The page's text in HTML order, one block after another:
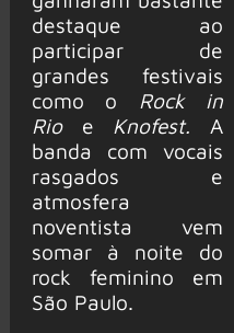
destaque ao
participar de
grandes festivais
como o Rock in
Rioe Knofest. A
banda com vocais
rasgados e
atmosfera
noventista vem
somar à noite do
rock feminino em
São Paulo.